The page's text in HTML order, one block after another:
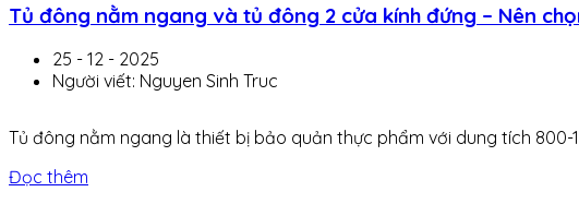
Tủ đông nằm ngang và tủ đông 2 cửa kính đứng – Nên
25 - 12 - 2025
Người viết: Nguyen Sinh Truc
Tủ đông nằm ngang là thiết bị bảo quản thực phẩm với dung tích 800-
Đọc thêm